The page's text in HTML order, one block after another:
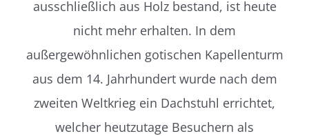
ausschließlich aus Holz bestand, ist heute
nicht mehr erhalten. In dem
außergewöhnlichen gotischen Kapellenturm
aus dem 14. Jahrhundert wurde nach dem
zweiten Weltkrieg ein Dachstuhl errichtet,
welcher heutzutage Besuchern als